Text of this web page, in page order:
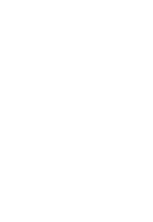
La inauguración ha
Universidad de Málaga,
Park, que han destacado
investigación
Más financiación y
Durante el acto, el rector
aprovechó para reclamar
universitarias. Según
cuenta con una única
ampliar la capacidad del